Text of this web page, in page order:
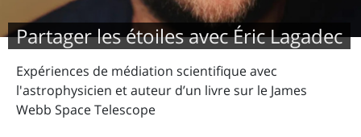
Partager les étoiles avec Éric Lagadec
Expériences de médiation scientifique avec
l'astrophysicien et auteur d’un livre sur le James
Webb Space Telescope